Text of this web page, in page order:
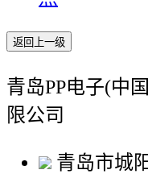
返回上一级
青岛PP电子(中
限公司
青岛市城